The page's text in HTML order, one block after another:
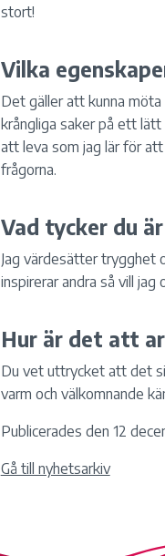
stort!
Vilka
Det gäller att kunna
krångliga saker på ett
att leva som jag lär för
frågorna.
Vad tycker du
Jag värdesätter trygghet
inspirerar andra så vill
Hur är det att
Du vet uttrycket att det
varm och välkomnande
Publicerades den 12
Gå till nyhetsarkiv